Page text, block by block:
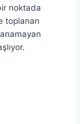
noktada
toplanan